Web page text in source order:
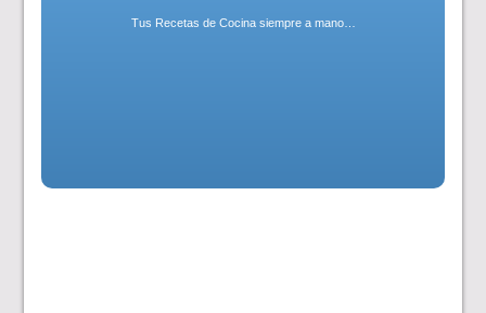
Tus Recetas de Cocina siempre a mano…